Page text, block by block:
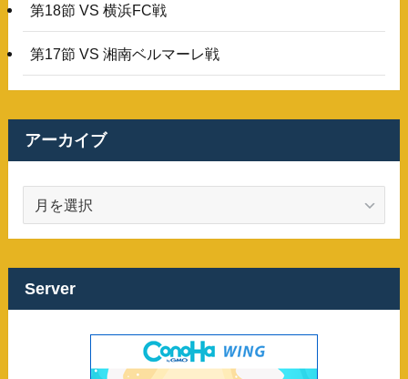
第18節 VS 横浜FC戦
第17節 VS 湘南ベルマーレ戦
アーカイブ
カ
イ
ブ
Server